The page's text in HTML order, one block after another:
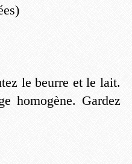
le beurre et le lait.
homogène. Gardez